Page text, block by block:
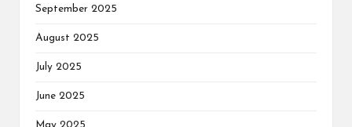
September 2025
August 2025
July 2025
June 2025
May 2025